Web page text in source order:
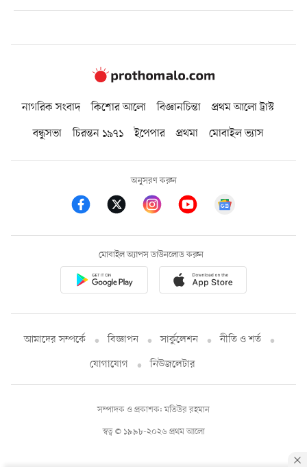
নাগরিক সংবাদ কিশোর আলো বিজ্ঞানচিন্তা
প্রথম আলো ট্রাস্ট
বন্ধুসভা
চিরন্তন ১৯৭১ ইপেপার প্রথমা মোবাইল ভ্যাস
অনুসরণ করুন
মোবাইল অ্যাপস ডাউনলোড করুন
আমাদের সম্পর্কে বিজ্ঞাপন সার্কুলেশন
নীতি ও শর্ত
যোগাযোগ
নিউজলেটার
স্বত্ব © ১৯৯৮-২০২৬ প্রথম আলো
সম্পাদক ও প্রকাশক: মতিউর রহমান